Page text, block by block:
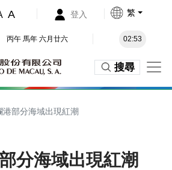
A 登入 繁
丙午 馬年 六月廿六 02:53
搜尋
港部分海域出現紅潮
分海域出現紅潮